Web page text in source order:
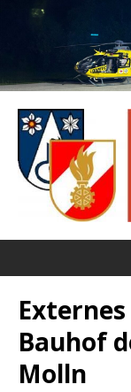
Bauhof
Molln